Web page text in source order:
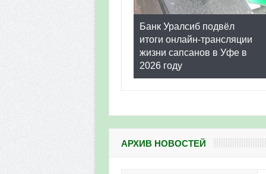
Банк Уралсиб подвёл
итоги онлайн-трансляции
жизни сапсанов в Уфе в
2026 году
АРХИВ НОВОСТЕЙ